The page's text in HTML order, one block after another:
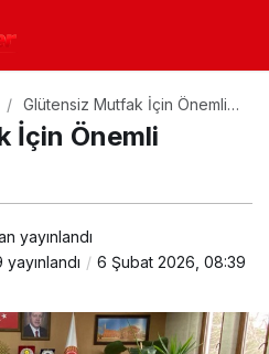
Glütensiz Mutfak İçin Önemli
Gelişme!
İçin Önemli
yayınlandı
yayınlandı
6 Şubat 2026, 08:39